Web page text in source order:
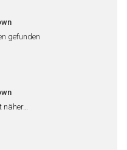
gefunden
näher…